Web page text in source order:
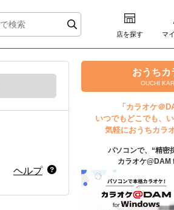
店を探す マ
ログイン
マイページ
プレミアムサービス
DAM★とも動画
DAM★とも録音
ヘルプ
おうちカ
OUCHI
「カラオケ＠
いつでもどこでも、
気軽におうちカラ
パソコンで、“精密
カラオケ@DAM